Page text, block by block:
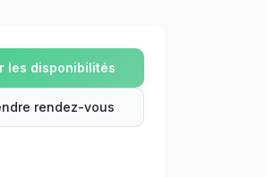
les disponibilités
rendez-vous